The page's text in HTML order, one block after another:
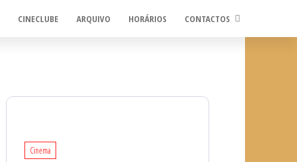
CINECLUBE ARQUIVO HORÁRIOS CONTACTOS
Cinema